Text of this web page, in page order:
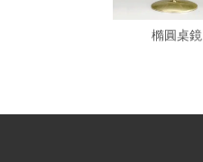
橢圓桌鏡